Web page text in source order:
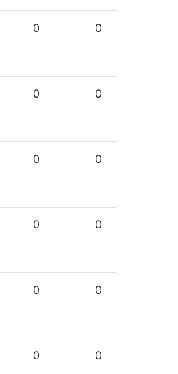
0 0
0 0
0 0
0 0
0 0
0 0